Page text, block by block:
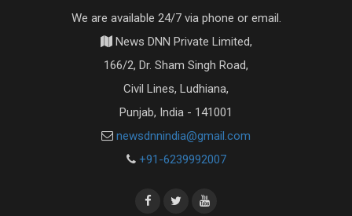
We are available 24/7 via phone or email.
News DNN Private Limited,
166/2, Dr. Sham Singh Road,
Civil Lines, Ludhiana,
Punjab, India - 141001
newsdnnindia@gmail.com
+91-6239992007